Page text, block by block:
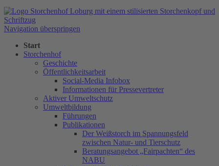
Navigation überspringen
Start
Storchenhof
Geschichte
Öffentlichkeitsarbeit
Social-Media Infobox
Informationen für Pressevertreter
Aktiver Umweltschutz
Umweltbildung
Führungen
Publikationen
Der Weißstorch im Spannungsfeld
zwischen Natur- und Tierschutz
Beratungsangebot „Fairpachten“ des
NABU